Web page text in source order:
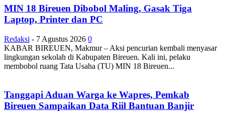
MIN 18 Bireuen Dibobol Maling, Gasak Tiga
Laptop, Printer dan PC
Redaksi - 7 Agustus 2026 0
KABAR BIREUEN, Makmur – Aksi pencurian kembali menyasar
lingkungan sekolah di Kabupaten Bireuen. Kali ini, pelaku
membobol ruang Tata Usaha (TU) MIN 18 Bireuen...
Tanggapi Aduan Warga ke Wapres, Pemkab
Bireuen Sampaikan Data Riil Bantuan Banjir